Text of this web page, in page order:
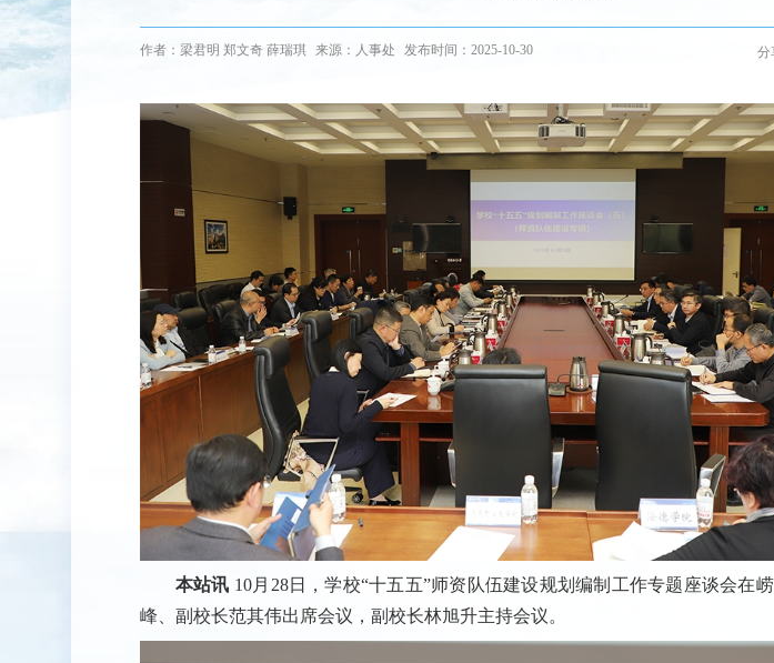
作者：梁君明 郑文奇 薛瑞琪 来源：人事处 发布时间：2025-10-30 分
本站讯 10月28日，学校“十五五”师资队伍建设规划编制工作专题座谈会在
峰、副校长范其伟出席会议，副校长林旭升主持会议。